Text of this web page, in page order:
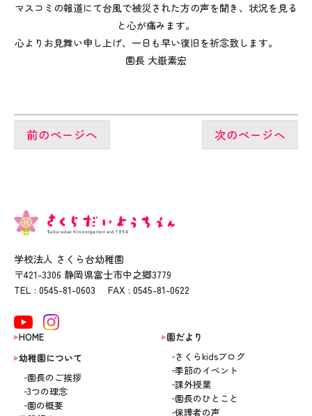
マスコミの報道にて台風で被災された方の声を聞き、状況を見る
と心が痛みます。
心よりお見舞い申し上げ、一日も早い復旧を祈念致します。
園長 大嶽素宏
前のページへ 次のページへ
学校法人 さくら台幼稚園
〒421-3306 静岡県富士市中之郷3779
TEL : 0545-81-0603 FAX : 0545-81-0622
HOME
幼稚園について
園長のご挨拶
3つの理念
園の概要
園だより
さくらkidsブログ
季節のイベント
課外授業
園長のひとこと
保護者の声